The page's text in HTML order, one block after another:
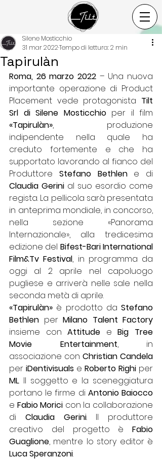
Tapirulàn
Silene Mosticchio
31 mar 2022Tempo di lettura: 2 min
Roma, 26 marzo 2022 – Una nuova
importante operazione di Product
Placement vede protagonista Tilt
Srl di Silene Mosticchio
«Tapirulàn», produzione
indipendente nella quale ha
creduto fortemente e che ha
supportato lavorando al fianco del
Produttore Stefano Bethlen
Claudia Gerini al suo esordio come
regista. La pellicola sarà presentata
in anteprima mondiale, in concorso,
nella sezione «Panorama
Internazionale», alla tredicesima
edizione del Bifest-Bari International
Film&Tv Festival, in programma da
oggi al 2 aprile nel capoluogo
pugliese e arriverà nelle sale nella
seconda metà di aprile.
«Tapirulàn» è prodotto da Stefano
Bethlen per Milano Talent Factory
insieme con Attitude e Big Tree
Movie Entertainment, in
associazione con Christian Candela
per iDentivisuals e Roberto Righi
ML. Il soggetto e la sceneggiatura
portano le firme di Antonio Baiocco
e Fabio Morici con la collaborazione
di Claudia Gerini. Il produttore
creativo del progetto è Fabio
Guaglione
Luca Speranzoni.